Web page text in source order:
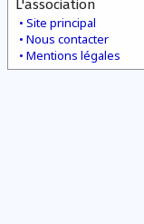
L'association
Site principal
Nous contacter
Mentions légales